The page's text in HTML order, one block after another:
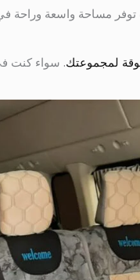
والعائلات، حيث توفر مساحة
. سواء كنت